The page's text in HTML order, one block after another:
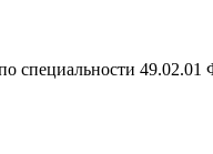
специальности 49.02.01